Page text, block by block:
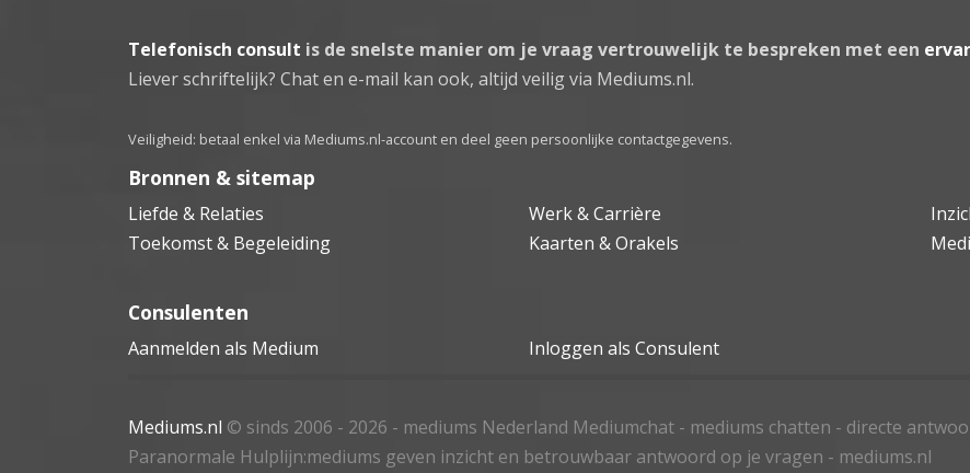
Telefonisch consult is de snelste manier om je vraag vertrouwelijk te bespreken met een
Liever schriftelijk? Chat en e-mail kan ook, altijd veilig via Mediums.nl.
Veiligheid: betaal enkel via Mediums.nl-account en deel geen persoonlijke contactgegevens.
Bronnen & sitemap
Liefde & Relaties Werk & Carrière
Toekomst & Begeleiding
Kaarten & Orakels
Consulenten
Aanmelden als Medium Inloggen als Consulent
Mediums.nl © sinds 2006 - 2026 - mediums Nederland Mediumchat - mediums chatten - directe
Paranormale Hulplijn:mediums geven inzicht en betrouwbaar antwoord op je vragen - mediums.nl